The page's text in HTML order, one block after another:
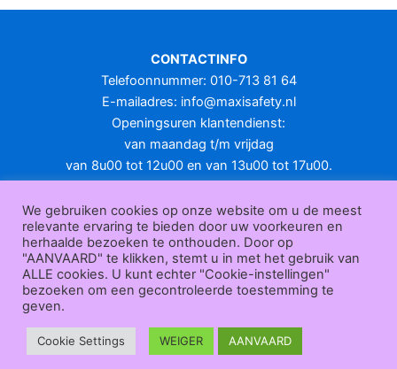
variaties.
optie
gekozen
worden
op
productpagina
CONTACTINFO
Telefoonnummer: 010-713 81 64
E-mailadres: info@maxisafety.nl
Openingsuren klantendienst:
van maandag t/m vrijdag
van 8u00 tot 12u00 en van 13u00 tot 17u00.
KLANTENSERVICE
Over
ons|Bedrijfsgegevens| F.A.Q.|Bestelprocedure | Betaling
ending | Retourneren|Herroepingsrecht|Herroepingsfunctie
ederverkoop|Bedrukken|Contact
Algemene voorwaarden
Maxisafety.nl © 2026
We gebruiken cookies op onze website om u de meest
relevante ervaring te bieden door uw voorkeuren en
herhaalde bezoeken te onthouden. Door op
"AANVAARD" te klikken, stemt u in met het gebruik van
ALLE cookies. U kunt echter "Cookie-instellingen"
bezoeken om een gecontroleerde toestemming te
geven.
Cookie Settings WEIGER AANVAARD